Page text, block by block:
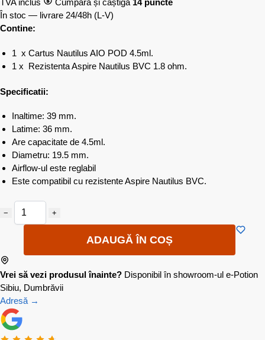
TVA inclus
Cumpără și câștigă 14 puncte
În stoc — livrare 24/48h (L-V)
Contine:
1 x Cartus Nautilus AIO POD 4.5ml.
1 x Rezistenta Aspire Nautilus BVC 1.8 ohm.
Specificatii:
Inaltime: 39 mm.
Latime: 36 mm.
Are capacitate de 4.5ml.
Diametru: 19.5 mm.
Airflow-ul este reglabil
Este compatibil cu rezistente Aspire Nautilus BVC.
− +
ADAUGĂ ÎN COȘ
Vrei să vezi produsul înainte? Disponibil în showroom-ul e-Potion
Sibiu, Dumbrăvii
Adresă →